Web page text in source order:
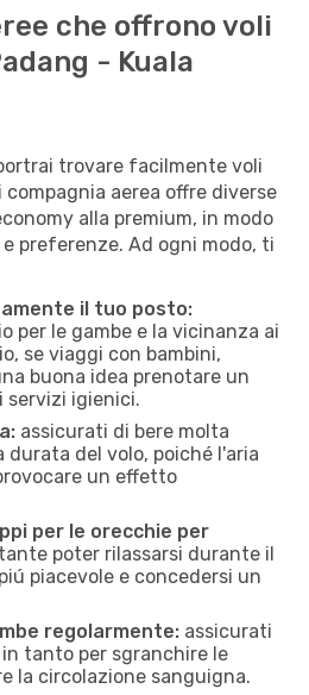
che offrono voli
- Kuala
trovare facilmente voli
aerea offre diverse
alla premium, in modo
preferenze. Ad ogni modo, ti
il tuo posto:
per le gambe e la vicinanza ai
se viaggi con bambini,
buona idea prenotare un
servizi igienici.
assicurati di bere molta
del volo, poiché l'aria
un effetto
per le orecchie per
poter rilassarsi durante il
piacevole e concedersi un
regolarmente: assicurati
tanto per sgranchire le
la circolazione sanguigna.